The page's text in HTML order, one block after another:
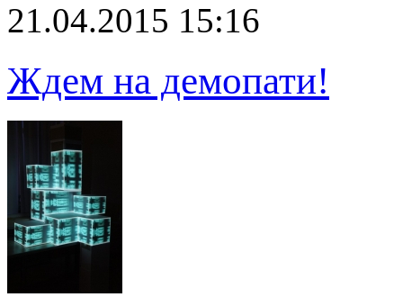
21.04.2015 15:16
Ждем на демопати!